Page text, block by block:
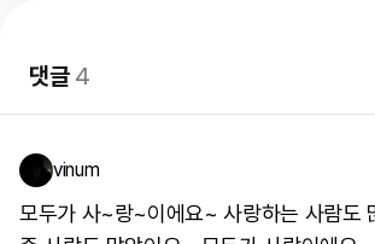
댓글4
vinum
모두가 사~랑~이에요~ 사랑하는 사람도